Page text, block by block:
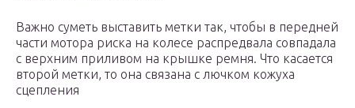
Важно суметь выставить метки так, чтобы в передней
части мотора риска на колесе распредвала совпадала
с верхним приливом на крышке ремня. Что касается
второй метки, то она связана с лючком кожуха
сцепления